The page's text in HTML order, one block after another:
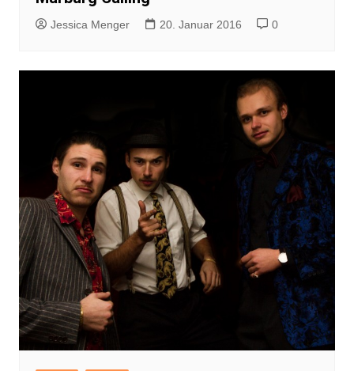
Jessica Menger 20. Januar 2016 0